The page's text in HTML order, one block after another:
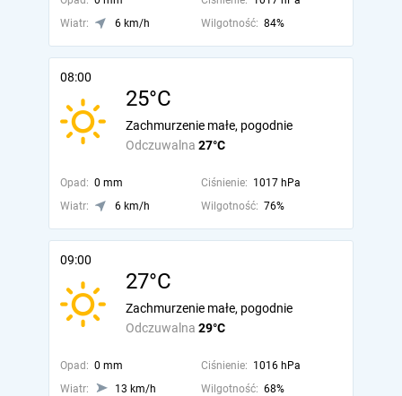
Wiatr:
6 km/h Wilgotność: 84%
08:00
25°C
Odczuwalna 27°C
Zachmurzenie małe, pogodnie
Opad: 0 mm Ciśnienie: 1017 hPa
Wiatr:
6 km/h Wilgotność: 76%
09:00
27°C
Odczuwalna 29°C
Zachmurzenie małe, pogodnie
Opad: 0 mm Ciśnienie: 1016 hPa
Wiatr:
13 km/h Wilgotność: 68%